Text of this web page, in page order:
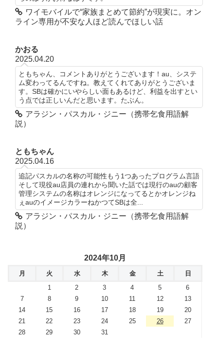
ワイモバイルで“家族まとめて節約”が現実に。オン
ライン専用が不安な人ほど読んでほしい話
かおる
2025.04.20
ともちゃん、コメントありがとうございます！au、システ
ム変わってるんですね。教えてくれてありがとうございま
す。SBは確かにいやらしい面もあるけど、利益を出すとい
う点では正しいんだと思います。たぶん。
アラジン・パスカル・ジニー（携帯乞食用語解
説）
ともちゃん
2025.04.16
追記パスカルの名称の可能性もう1つあったプログラム言語
そして現役au店員の連れから聞いた話では現行のauの顧客
管理システムの名称はオレンジになってるとかオレンジね
ぇauのイメージカラーねかつてSBは全...
アラジン・パスカル・ジニー（携帯乞食用語解
説）
2024年10月
月 火 水 木 金 土
日
1
2 3 4 5
6
7
8 9 10 11 12
13
14
15 16 17 18 19
20
21
22 23 24 25 26
27
28
29 30 31